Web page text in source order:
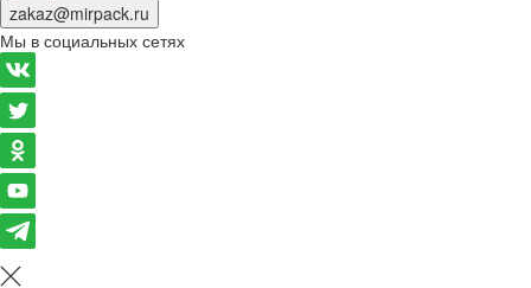
zakaz@mirpack.ru
Мы в социальных сетях